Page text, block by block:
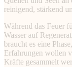
reinigend, stärkend
Während das Feuer
Wasser auf
braucht es eine
Erfahrungen wollen
Kräfte gesammelt